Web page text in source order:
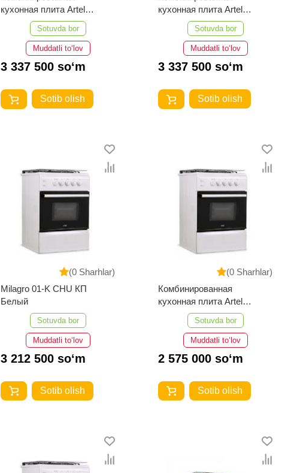
кухонная плита Artel
Milagro 02-K CHU КП
Коричневый
Sotuvda bor
Muddatli to‘lov
3 337 500 so‘m
Sotib olish
кухонная плита Artel
Milagro 02-K CHU КП
Sotuvda bor
Muddatli to‘lov
3 337 500 so‘m
Sotib olish
(0 Sharhlar)
Milagro 01-K CHU КП
Белый
Sotuvda bor
Muddatli to‘lov
3 212 500 so‘m
Sotib olish
(0 Sharhlar)
Комбинированная
кухонная плита Artel
Milagro 10-K KП (Черн
матовый) чугун Milagro 01-
K Серый
Sotuvda bor
Muddatli to‘lov
2 575 000 so‘m
Sotib olish